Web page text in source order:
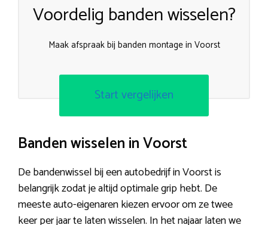
Voordelig banden wisselen?
Maak afspraak bij banden montage in Voorst
Start vergelijken
Banden wisselen in Voorst
De bandenwissel bij een autobedrijf in Voorst is
belangrijk zodat je altijd optimale grip hebt. De
meeste auto-eigenaren kiezen ervoor om ze twee
keer per jaar te laten wisselen. In het najaar laten we